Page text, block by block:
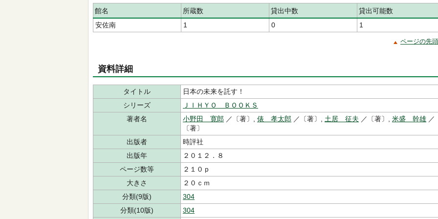
館名 所蔵数 貸出中数
貸出可能数
安佐南
1 0 1
ページの先
資料詳細
タイトル
日本の未来を託す！
シリーズ
ＪＩＨＹＯ ＢＯＯＫＳ
著者名
小野田 寛郎 ／〔著〕, 俵 孝太郎 ／〔著〕, 土居 征夫 ／〔著〕, 米盛 幹雄 ／
〔著〕
出版者
時評社
出版年
２０１２．８
ページ数等
２１０ｐ
大きさ
２０ｃｍ
分類(9版)
304
分類(10版)
304